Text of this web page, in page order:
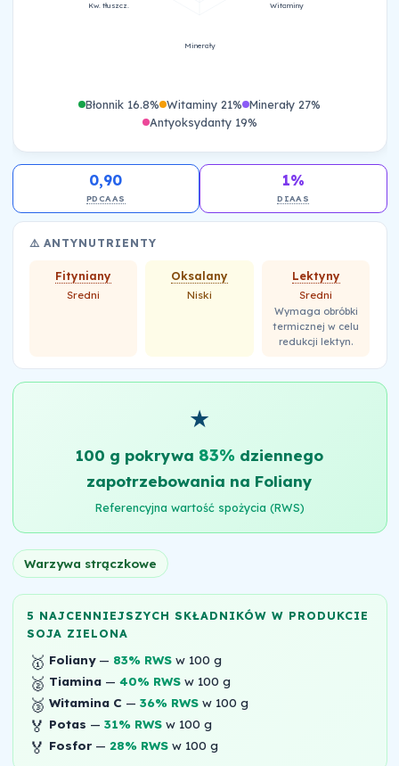
Witaminy
Minerały
Kw. tłuszcz.
Błonnik 16.8% Witaminy 21% Minerały 27%
Antyoksydanty 19%
0,90
PDCAAS
1%
DIAAS
⚠️ ANTYNUTRIENTY
Fityniany
Sredni
Oksalany
Niski
Lektyny
Sredni
Wymaga obróbki
termicznej w celu
redukcji lektyn.
★
100 g pokrywa 83% dziennego
zapotrzebowania na Foliany
Referencyjna wartość spożycia (RWS)
Warzywa strączkowe
5 NAJCENNIEJSZYCH SKŁADNIKÓW W PRODUKCIE
SOJA ZIELONA
🥇 Foliany— 83% RWSw 100 g
🥈 Tiamina— 40% RWSw 100 g
🥉 Witamina C — 36% RWSw 100 g
🏅 Potas — 31% RWSw 100 g
🏅 Fosfor— 28% RWSw 100 g